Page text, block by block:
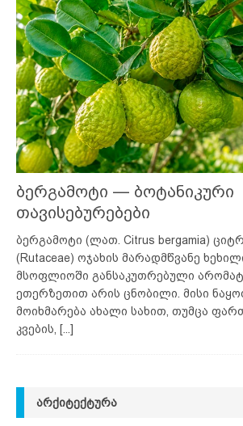
ბერგამოტი — ბოტანიკური
თავისებურებები
ბერგამოტი (ლათ. Citrus bergamia)
(Rutaceae) ოჯახის მარადმწვანე
მსოფლიოში განსაკუთრებული
ეთერზეთით არის ცნობილი. მისი
მოიხმარება ახალი სახით, თუმცა
კვების, [...]
ᲐᲠᲥᲘᲢᲔᲥᲢᲣᲠᲐ